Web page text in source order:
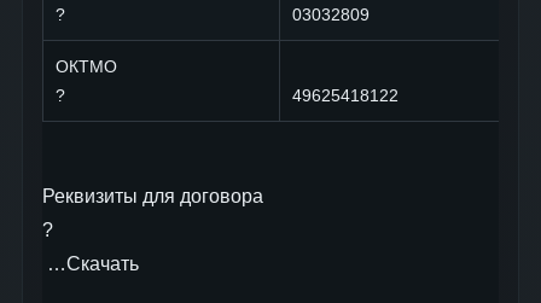
?
03032809
ОКТМО
?
49625418122
Реквизиты для договора
?
…Скачать